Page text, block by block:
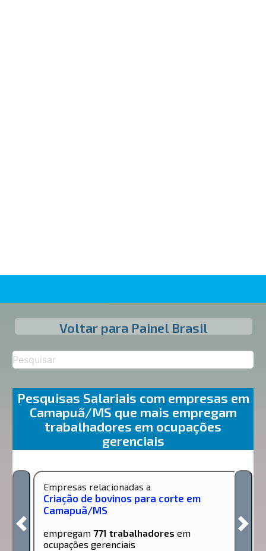
Voltar para Painel Brasil
Pesquisas Salariais com empresas em
Camapuã/MS que mais empregam
trabalhadores em ocupações
gerenciais
Empresas relacionadas a
Criação de bovinos para corte em
Camapuã/MS
empregam 771 trabalhadores em
ocupações gerenciais